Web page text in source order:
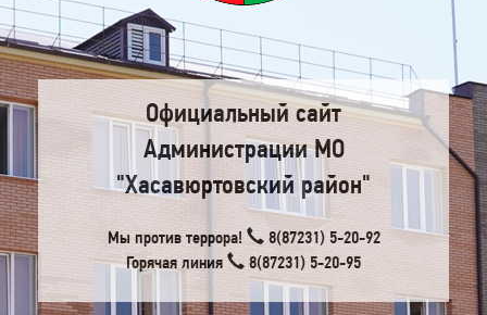
Официальный сайт
Администрации МО
"Хасавюртовский район"
Мы против террора!
8(87231) 5-20-92
Горячая линия
8(87231) 5-20-95